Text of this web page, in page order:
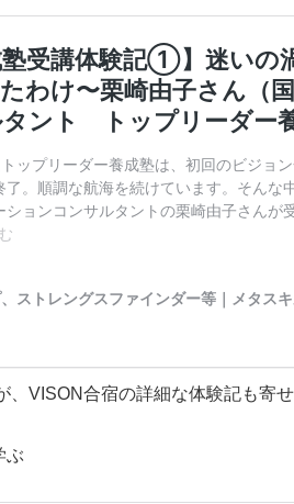
VISON合宿の詳細な体験記も寄
ぶ